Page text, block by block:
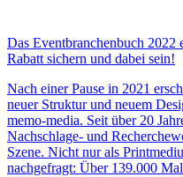
Das Eventbranchenbuch 2022
Rabatt sichern und dabei sein!
Nach einer Pause in 2021
neuer Struktur und neuem
memo-media. Seit über 20
Nachschlage- und
Szene. Nicht nur als
nachgefragt: Über 139.000